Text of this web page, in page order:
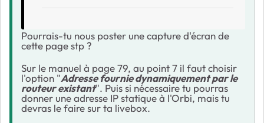
Pourrais-tu nous poster une capture d'écran de
cette page stp ?
Sur le manuel à page 79, au point 7 il faut choisir
l'option "Adresse fournie dynamiquement par le
routeur existant". Puis si nécessaire tu pourras
donner une adresse IP statique à l'Orbi, mais tu
devras le faire sur ta livebox.